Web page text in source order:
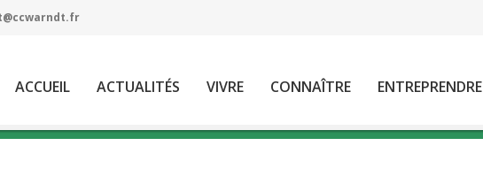
ACCUEIL ACTUALITÉS VIVRE CONNAÎTRE ENTREPRENDRE